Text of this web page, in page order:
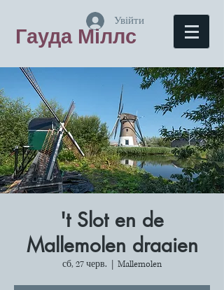
Гауда Міллс
Увійти
't Slot en de
Mallemolen draaien
сб, 27 черв. Mallemolen